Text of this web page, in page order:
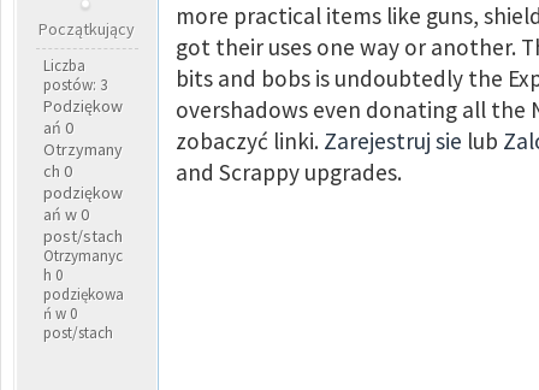
Początkujący
Liczba
postów: 3
Podziękow
ań 0
Otrzymany
ch 0
podziękow
ań w 0
post/stach
Otrzymanyc
h 0
podziękowa
ń w 0
post/stach
more practical items like guns,
got their uses one way or another.
bits and bobs is undoubtedly the
overshadows even donating all the
zobaczyć linki. Zarejestruj sie lub
and Scrappy upgrades.